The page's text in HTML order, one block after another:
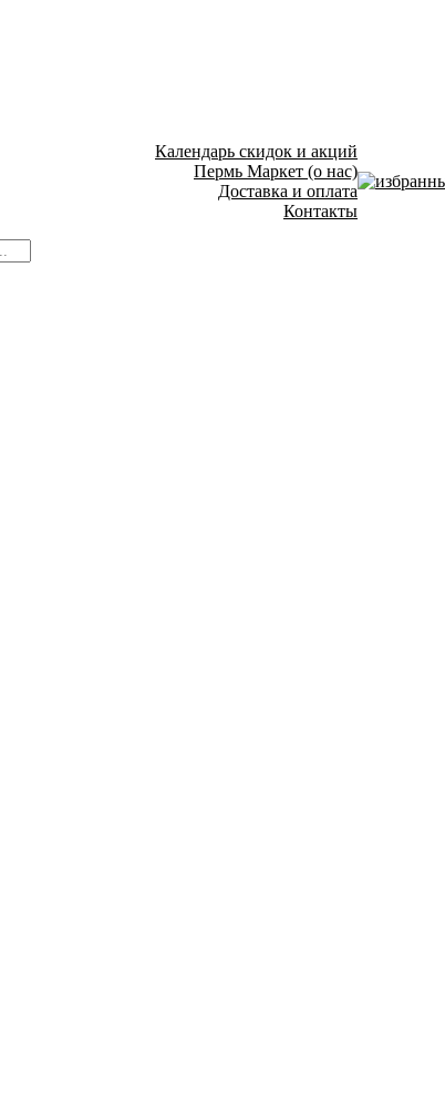
Календарь скидок и акций
Пермь Маркет (о нас)
Доставка и оплата
Контакты